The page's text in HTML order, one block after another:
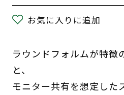
お気に入りに追加
ラウンドフォルムが特徴
と、
モニター共有を想定した